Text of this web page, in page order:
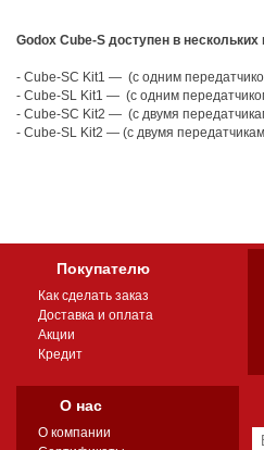
Godox Cube-S доступен в нескольких
- Cube-SC Kit1 — (с одним
- Cube-SL Kit1 — (с одним
- Cube-SC Kit2 — (с двумя
- Cube-SL Kit2 — (с двумя
Покупателю
Как сделать заказ
Доставка и оплата
Акции
Кредит
О нас
О компании